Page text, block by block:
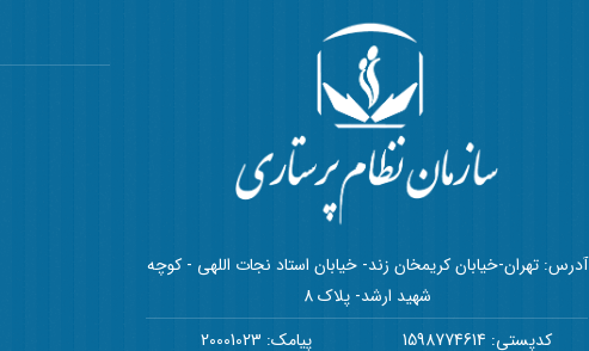
آدرس: تهران-خیابان کریمخان زند- خیابان استاد نجات اللهی - کوچه
شهید ارشد- پلاک 8
کدپستی: 1598774614
پیامک: 20001023